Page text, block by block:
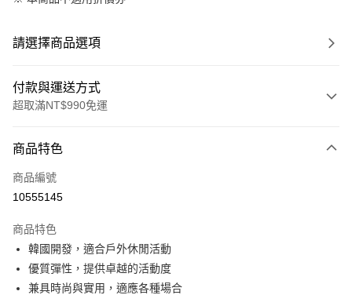
請選擇商品選項
付款與運送方式
超取滿NT$990免運
信用卡一次付款
超商取貨付款
Apple Pay
運送方式
商品特色
商品編號
10555145
商品特色
韓國開發，適合戶外休閒活動
優質彈性，提供卓越的活動度
兼具時尚與實用，適應各種場合